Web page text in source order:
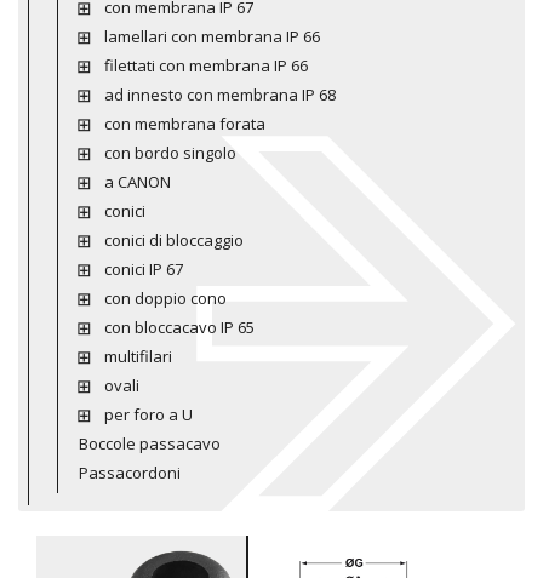
con membrana IP 67
lamellari con membrana IP 66
filettati con membrana IP 66
ad innesto con membrana IP 68
con membrana forata
con bordo singolo
a CANON
conici
conici di bloccaggio
conici IP 67
con doppio cono
con bloccacavo IP 65
multifilari
ovali
per foro a U
Boccole passacavo
Passacordoni